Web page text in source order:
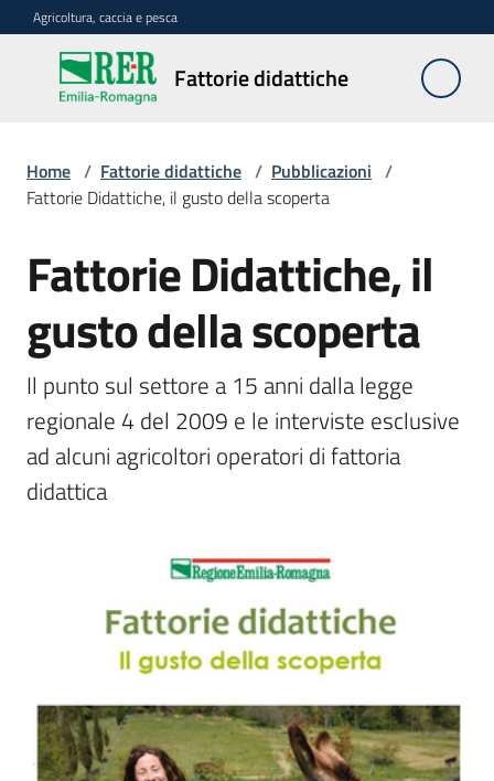
Vai al contenuto
Vai alla navigazione
Vai al footer
Agricoltura, caccia e pesca
Fattorie didattiche
Fattorie
didattiche
Trova
necessari
Corsi
abilitanti
Agricoltura,
Home / Fattorie didattiche / Pubblicazioni /
Fattorie Didattiche, il gusto della scoperta
Salta al contenuto
Fattorie Didattiche, il
gusto della scoperta
Il punto sul settore a 15 anni dalla legge
regionale 4 del 2009 e le interviste esclusive
ad alcuni agricoltori operatori di fattoria
didattica